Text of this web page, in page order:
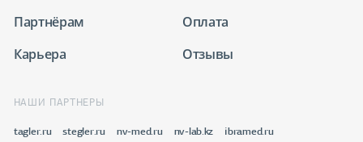
Партнёрам
Оплата
Карьера
Отзывы
НАШИ ПАРТНЕРЫ
tagler.ru stegler.ru nv-med.ru nv-lab.kz ibramed.ru